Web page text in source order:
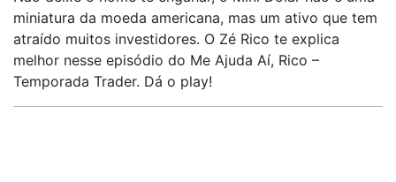
miniatura da moeda americana, mas um ativo que tem
atraído muitos investidores. O Zé Rico te explica
melhor nesse episódio do Me Ajuda Aí, Rico –
Temporada Trader. Dá o play!